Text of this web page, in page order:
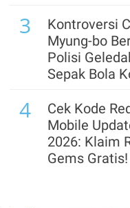
Kawasan
Pengusaha
Beberkan
pada
Suryacipta
Incar Target
3
Kontroversi
Myung-bo
Polisi
Sepak Bola
4
Cek Kode
Mobile
2026: Klaim
Gems Gratis!